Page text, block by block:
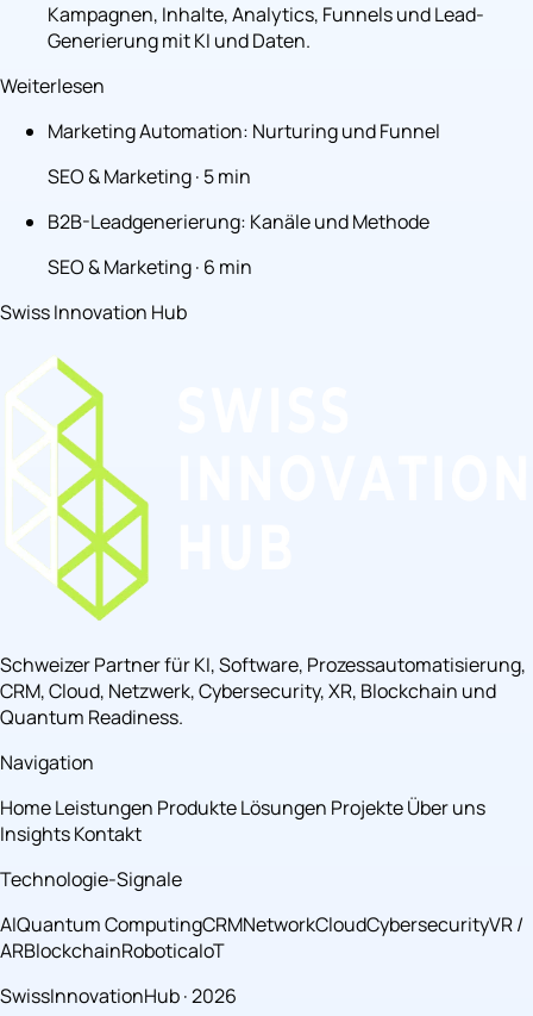
Kampagnen, Inhalte, Analytics, Funnels und Lead-
Generierung mit KI und Daten.
Weiterlesen
Marketing Automation: Nurturing und Funnel
SEO & Marketing · 5 min
B2B-Leadgenerierung: Kanäle und Methode
SEO & Marketing · 6 min
Swiss Innovation Hub
Schweizer Partner für KI, Software, Prozessautomatisierung,
CRM, Cloud, Netzwerk, Cybersecurity, XR, Blockchain und
Quantum Readiness.
Navigation
HomeLeistungen ProdukteLösungen ProjekteÜber uns
InsightsKontakt
Technologie-Signale
AIQuantum ComputingCRMNetworkCloudCybersecurityVR /
ARBlockchainRoboticaIoT
SwissInnovationHub · 2026